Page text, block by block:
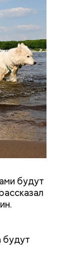
будут
будут
и
это
важно
же как и